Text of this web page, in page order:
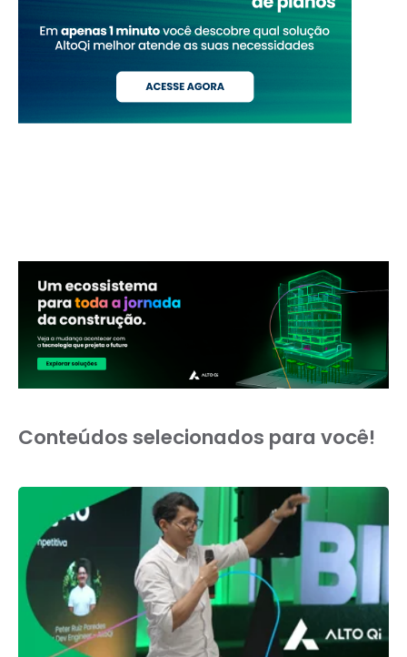
Conteúdos selecionados para você!